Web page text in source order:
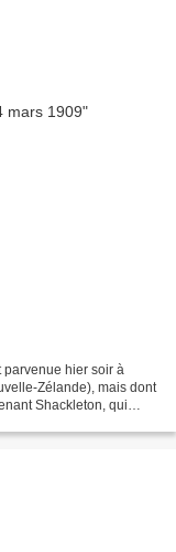
parvenue hier soir à
Zélande), mais dont
Shackleton, qui